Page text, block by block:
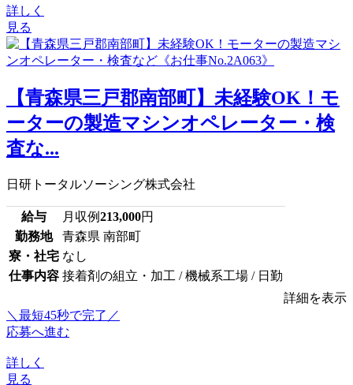
詳しく
見る
【青森県三戸郡南部町】未経験OK！モ
ーターの製造マシンオペレーター・検
査な...
日研トータルソーシング株式会社
給与 月収例213,000円
勤務地
青森県 南部町
寮・社宅 なし
仕事内容 接着剤の組立・加工 / 機械系工場 / 日勤
詳細を表示
＼最短45秒で完了／
応募へ進む
詳しく
見る